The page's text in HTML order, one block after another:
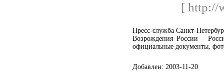
[ http://
Пресс-служба Санкт-
Возрождения России -
официальные документы,
Добавлен: 2003-11-20